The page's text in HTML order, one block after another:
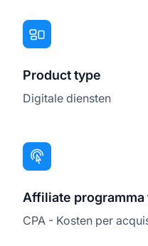
Product type
Digitale diensten
Affiliate programma
CPA - Kosten per